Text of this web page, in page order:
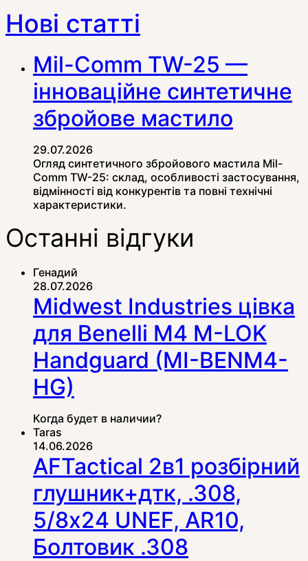
Нові статті
Mil-Comm TW-25 —
інноваційне синтетичне
збройове мастило
29.07.2026
Огляд синтетичного збройового мастила Mil-
Comm TW-25: склад, особливості застосування,
відмінності від конкурентів та повні технічні
характеристики.
Останні відгуки
Генадий
28.07.2026
Midwest Industries цівка
для Benelli M4 M-LOK
Handguard (MI-BENM4-
HG)
Когда будет в наличии?
Taras
14.06.2026
AFTactical 2в1 розбірний
глушник+дтк, .308,
5/8x24 UNEF, AR10,
Болтовик .308